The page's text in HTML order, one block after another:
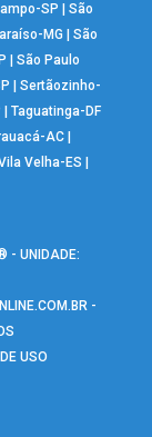
SP |São
MG |São
|São Paulo
|Sertãozinho-
|Taguatinga-DF
AC|
Velha-ES
- UNIDADE:
-
USO